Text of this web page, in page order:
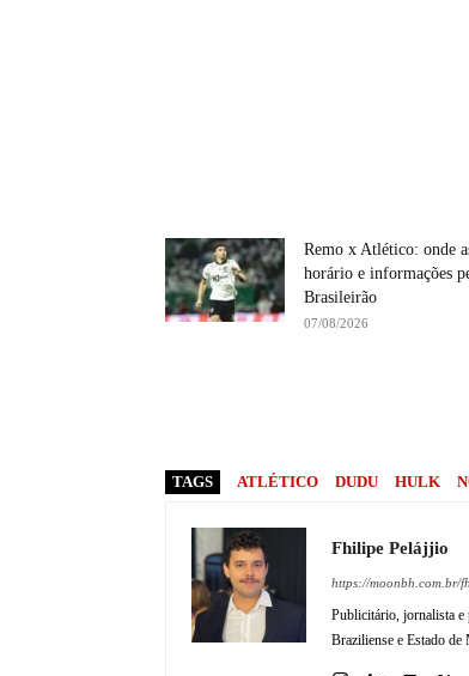
Remo x Atlético: onde
horário e informações
Brasileirão
07/08/2026
TAGS ATLÉTICO DUDU HULK
Fhilipe Pelájjio
https://moonbh.com.br/
Publicitário, jornalista e
Braziliense e Estado de